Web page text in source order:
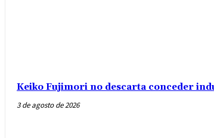
Keiko Fujimori no descarta conceder
3 de agosto de 2026